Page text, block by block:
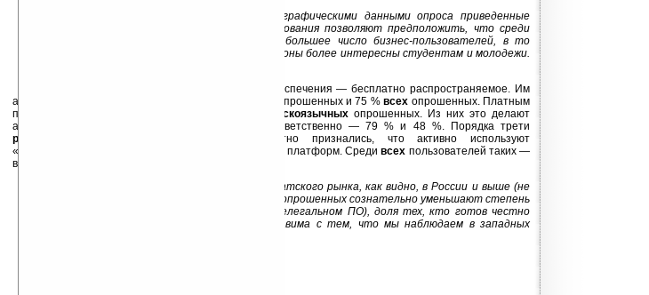
Комментарий эксперта: вкупе с демографическими данными опроса приведенные
данные по популярности сценариев использования позволяют предположить, что среди
зарубежных пользователей действительно большее число бизнес-пользователей, в то
время, как в России коммуникаторы и смартфоны более интересны студентам и молодежи.
Наиболее популярный вид программного обеспечения — бесплатно распространяемое. Им
активно пользуется порядка 80 %
опрошенных и 75 %всех опрошенных. Платным
приобретенным ПО пользуется порядка 66 %
русскоязычных опрошенных. Из них это делают
активно порядка 30 %. У
опрошенных соответственно — 79 % и 48 %. Порядка трети
русскоязычных
участников исследования честно признались, что активно используют
«взломанное» и нелицензионное ПО для мобильных платформ. Средивсех пользователей таких —
всего 14 %.
Комментарий эксперта: хотя доля пиратского рынка, как видно, в России и выше (не
следует забывать, что часть русскоязычных опрошенных сознательно уменьшают степень
своей заинтересованности в «ломаном» и нелегальном ПО), доля тех, кто готов честно
приобретать используемое ПО уже сопоставима с тем, что мы наблюдаем в западных